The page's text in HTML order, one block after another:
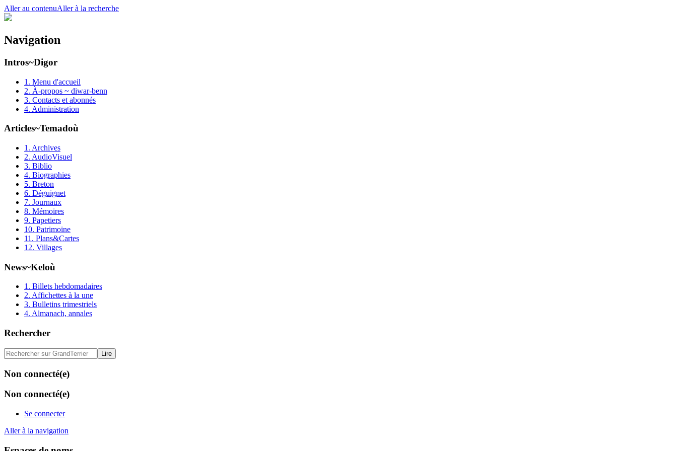
Aller au contenuAller à la recherche
Navigation
Intros~Digor
1. Menu d'accueil
2. À-propos ~ diwar-benn
3. Contacts et abonnés
4. Administration
Articles~Temadoù
1. Archives
2. AudioVisuel
3. Biblio
4. Biographies
5. Breton
6. Déguignet
7. Journaux
8. Mémoires
9. Papetiers
10. Patrimoine
11. Plans&Cartes
12. Villages
News~Keloù
1. Billets hebdomadaires
2. Affichettes à la une
3. Bulletins trimestriels
4. Almanach, annales
Rechercher
Non connecté(e)
Non connecté(e)
Se connecter
Aller à la navigation